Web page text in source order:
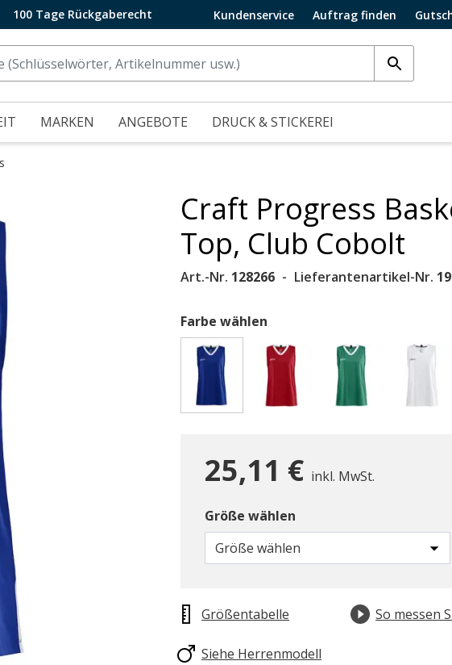
100 Tage Rückgaberecht Kundenservice Auftrag finden
MARKEN ANGEBOTE DRUCK & STICKEREI
Craft Progress
Top, Club Cobolt
Art.-Nr. 128266 Lieferantenartikel-Nr.
Farbe wählen
25,11 € inkl. MwSt.
Größe wählen
Größe wählen
Größentabelle So messen
Siehe Herrenmodell